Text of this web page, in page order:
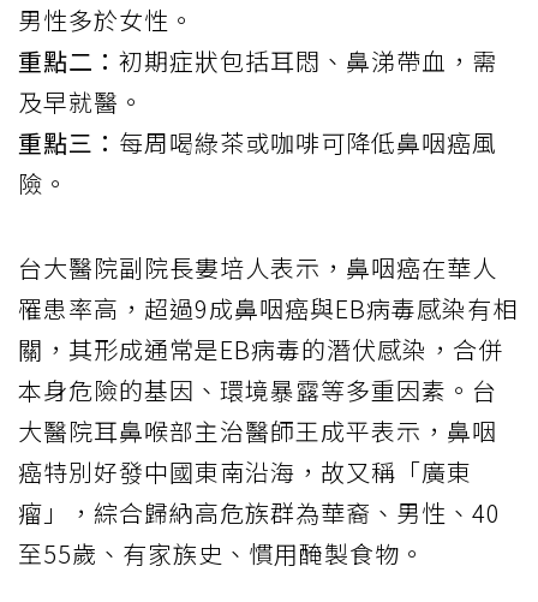
男性多於女性。
重點二： 初期症狀包括耳悶、鼻涕帶血，需
及早就醫。
重點三： 每周喝綠茶或咖啡可降低鼻咽癌風
險。
台大醫院副院長婁培人表示，鼻咽癌在華人
罹患率高，超過9成鼻咽癌與EB病毒感染有相
關，其形成通常是EB病毒的潛伏感染，合併
本身危險的基因、環境暴露等多重因素。台
大醫院耳鼻喉部主治醫師王成平表示，鼻咽
癌特別好發中國東南沿海，故又稱「廣東
瘤」，綜合歸納高危族群為華裔、男性、40
至55歲、有家族史、慣用醃製食物。